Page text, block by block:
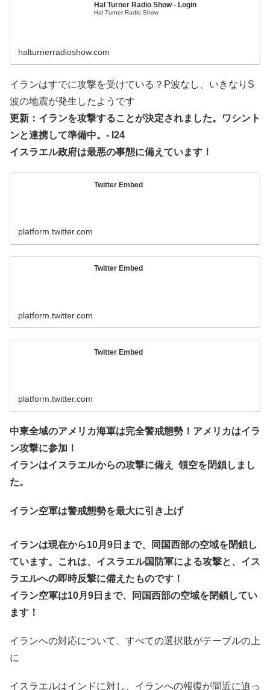
Hal Turner Radio Show - Login
Hal Turner Radio Show
halturnerradioshow.com
イランはすでに攻撃を受けている？P波なし、いきなりS
波の地震が発生したようです
更新：イランを攻撃することが決定されました。ワシント
ンと連携して準備中。- I24
イスラエル政府は最悪の事態に備えています！
Twitter Embed
platform.twitter.com
Twitter Embed
platform.twitter.com
Twitter Embed
platform.twitter.com
中東全域のアメリカ海軍は完全警戒態勢！アメリカはイラ
ン攻撃に参加！
イランはイスラエルからの攻撃に備え 領空を閉鎖しまし
た。
イラン空軍は警戒態勢を最大に引き上げ
イランは現在から10月9日まで、同国西部の空域を閉鎖し
ています。これは、イスラエル国防軍による攻撃と、イス
ラエルへの即時反撃に備えたものです！
イラン空軍は10月9日まで、同国西部の空域を閉鎖してい
ます！
イランへの対応について、すべての選択肢がテーブルの上
に
イスラエルはインドに対し、イランへの報復が間近に迫っ